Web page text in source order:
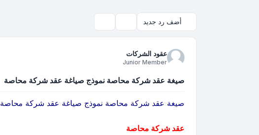
أضف رد جديد
عقود الشركات
Junior Member
صيغة عقد شركة محاصة نموذج صياغة عقد شركة محاصة
صيغة عقد شركة محاصة نموذج صياغة عقد شركة محاصة
عقد شركة محاصة